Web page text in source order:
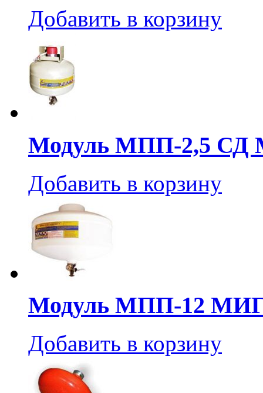
Добавить в корзину
Модуль МПП-2,5
Добавить в корзину
Модуль МПП-12
Добавить в корзину